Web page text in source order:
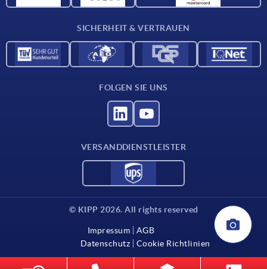
SICHERHEIT & VERTRAUEN
FOLGEN SIE UNS
VERSANDDIENSTLEISTER
© KIPP 2026. All rights reserved
Impressum
AGB
Datenschutz
Cookie Richtlinien